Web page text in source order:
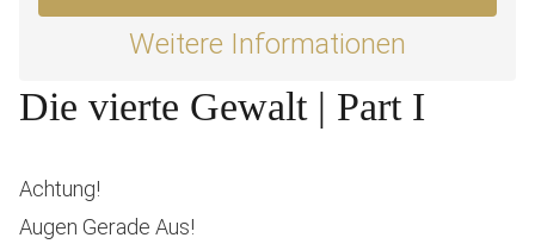
Weitere Informationen
Die vierte Gewalt | Part I
Achtung!
Augen Gerade Aus!